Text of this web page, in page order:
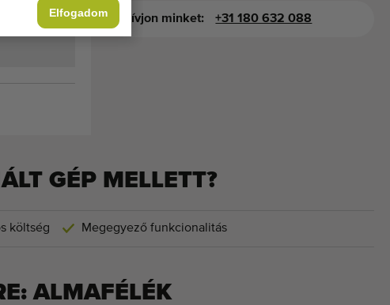
Elfogadom
Hívjon minket: +31 180 632 088
GÉP MELLETT?
költség Megegyező funkcionalitás
ALMAFÉLÉK